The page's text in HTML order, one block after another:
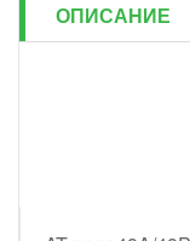
ОПИСАНИЕ